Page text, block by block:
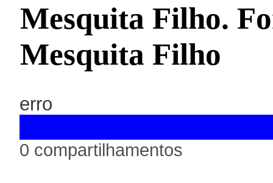
Mesquita Filho.
Mesquita Filho
erro
0 compartilhamentos